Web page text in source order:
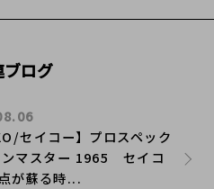
ブログ
セイコー】プロスペック
ンマスター 1965 セイコ
が蘇る時...